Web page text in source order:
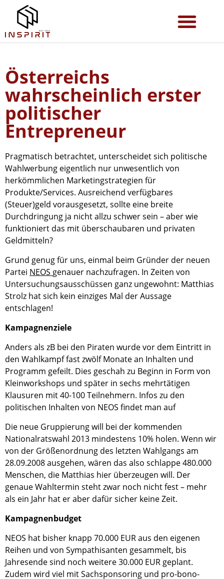
Österreichs
wahrscheinlich erster
politischer
Entrepreneur
Pragmatisch betrachtet, unterscheidet sich politische
Wahlwerbung eigentlich nur unwesentlich von
herkömmlichen Marketingstrategien für
Produkte/Services. Ausreichend verfügbares
(Steuer)geld vorausgesetzt, sollte eine breite
Durchdringung ja nicht allzu schwer sein – aber wie
funktioniert das mit überschaubaren und privaten
Geldmitteln?
Grund genug für uns, einmal beim Gründer der neuen
Partei NEOS genauer nachzufragen. In Zeiten von
Untersuchungsausschüssen ganz ungewohnt: Matthias
Strolz hat sich kein einziges Mal der Aussage
entschlagen!
Kampagnenziele
Anders als zB bei den Piraten wurde vor dem Eintritt in
den Wahlkampf fast zwölf Monate an Inhalten und
Programm gefeilt. Dies geschah zu Beginn in Form von
Kleinworkshops und später in sechs mehrtätigen
Klausuren mit 40-100 Teilnehmern. Infos zu den
politischen Inhalten von NEOS findet man auf
Die neue Gruppierung will bei der kommenden
Nationalratswahl 2013 mindestens 10% holen. Wenn wir
von der Größenordnung des letzten Wahlgangs am
28.09.2008 ausgehen, wären das also schlappe 480.000
Menschen, die Matthias hier überzeugen will. Der
genaue Wahltermin steht zwar noch nicht fest – mehr
als ein Jahr hat er aber dafür sicher keine Zeit.
Kampagnenbudget
NEOS hat bisher knapp 70.000 EUR aus den eigenen
Reihen und von Sympathisanten gesammelt, bis
Jahresende sind noch weitere 30.000 EUR geplant.
Zudem wird viel mit Sachsponsoring und pro-bono-